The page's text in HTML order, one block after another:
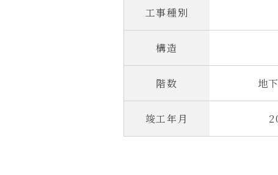
工事種別
構造
階数 地
竣工年月